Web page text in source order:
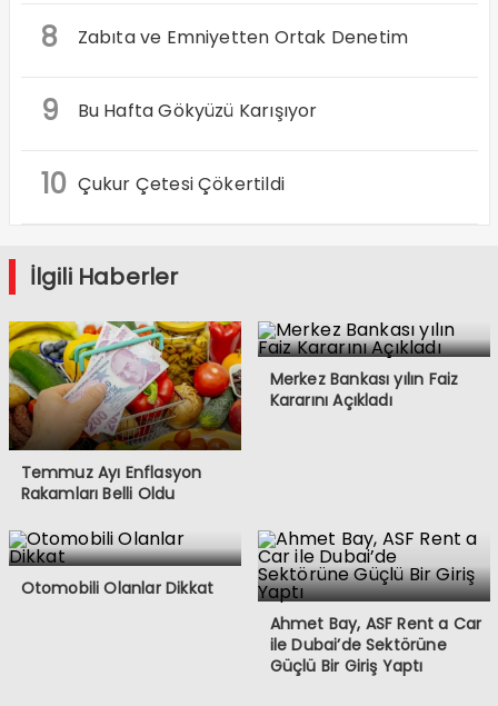
8 Zabıta ve Emniyetten Ortak Denetim
9 Bu Hafta Gökyüzü Karışıyor
10 Çukur Çetesi Çökertildi
İlgili Haberler
Temmuz Ayı Enflasyon
Rakamları Belli Oldu
Merkez Bankası yılın Faiz
Kararını Açıkladı
Otomobili Olanlar Dikkat
Ahmet Bay, ASF Rent a Car
ile Dubai’de Sektörüne
Güçlü Bir Giriş Yaptı